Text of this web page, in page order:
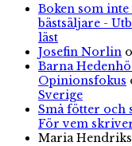
Boken som
bästsäljare -
läst
Josefin Norlin
Barna
Opinionsfokus
Sverige
Små fötter och
För vem
Maria Hendriks